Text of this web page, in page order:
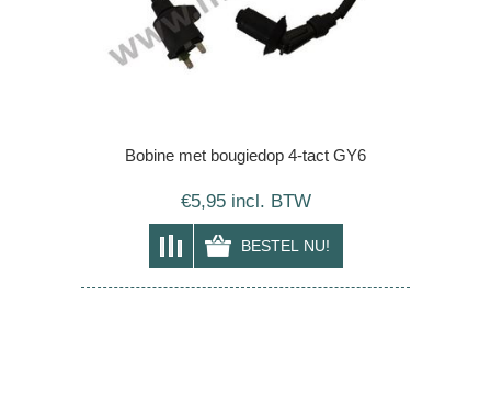
Bobine met bougiedop 4-tact GY6
€5,95 incl. BTW